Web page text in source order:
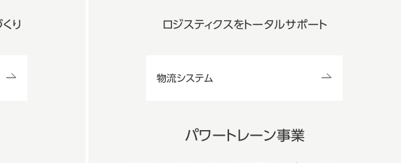
り ロジスティクスをトータルサポート
物流システム
パワートレーン事業